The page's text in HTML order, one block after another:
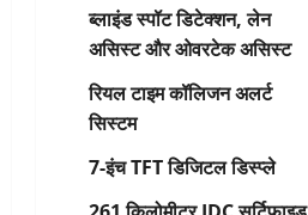
ब्लाइंड स्पॉट डिटेक्शन, लेन
असिस्ट और ओवरटेक असिस्ट
रियल टाइम कॉलिजन अलर्ट
सिस्टम
7-इंच TFT डिजिटल डिस्प्ले